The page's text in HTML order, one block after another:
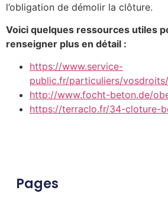
l’obligation de démolir la clôture.
Voici quelques ressources utiles
renseigner plus en détail :
https://www.service-
public.fr/particuliers/
http://www.focht-beton.de/
https://terraclo.fr/34-cloture-
Pages